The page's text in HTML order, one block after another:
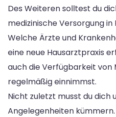
Des Weiteren solltest du
medizinische Versorgung
Welche Ärzte und
eine neue Hausarztpraxis
auch die Verfügbarkeit von
regelmäßig einnimmst.
Nicht zuletzt musst du dich
Angelegenheiten